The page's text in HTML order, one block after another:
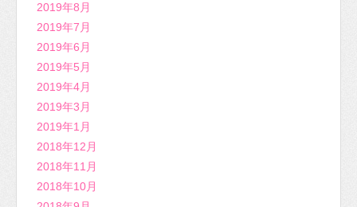
2019年8月
2019年7月
2019年6月
2019年5月
2019年4月
2019年3月
2019年1月
2018年12月
2018年11月
2018年10月